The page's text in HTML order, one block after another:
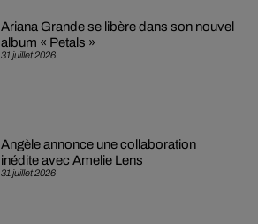
31 juillet 2026
Ariana Grande se libère dans son nouvel
album « Petals »
31 juillet 2026
Angèle annonce une collaboration
inédite avec Amelie Lens